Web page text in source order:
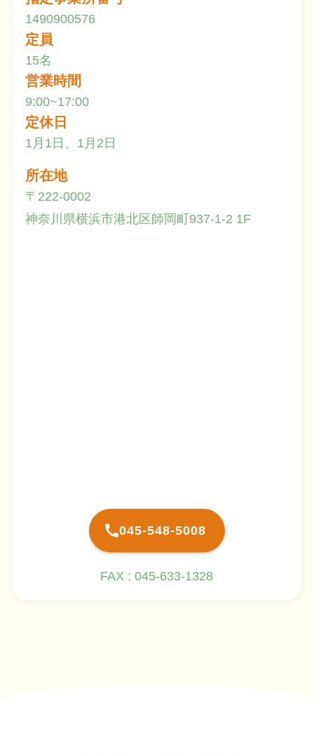
1490900576
定員
15名
営業時間
9:00~17:00
定休日
1月1日、1月2日
所在地
〒222-0002
神奈川県横浜市港北区師岡町937-1-2 1F
045-548-5008
FAX : 045-633-1328